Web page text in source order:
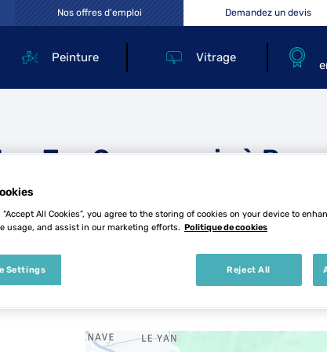
Peinture Vitrage
Nos offres d'emploi Demandez un devis
Top Carrosserie à
All Cookies”, you agree to the storing of cookies on your device to
usage, and assist in our marketing efforts. Politique de cookies
Reject All
Settings